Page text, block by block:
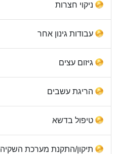
ניקוי חצרות
עבודות גינון אחר
גיזום עצים
הריגת עשבים
טיפול בדשא
תיקון/התקנת מערכת השקיה